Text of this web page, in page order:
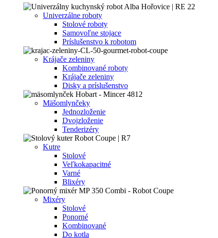
Univerzálne roboty
Stolové roboty
Samovoľne stojace
Príslušenstvo k robotom
Krájače zeleniny
Kombinované roboty
Krájače zeleniny
Disky a príslušenstvo
Mäšomlynčeky
Jednozloženie
Dvojzloženie
Tenderizéry
Kutre
Stolové
Veľkokapacitné
Varné
Blixéry
Mixéry
Stolové
Ponorné
Kombinované
Do kotla